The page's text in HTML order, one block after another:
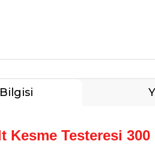
Kesme Testeresi 300